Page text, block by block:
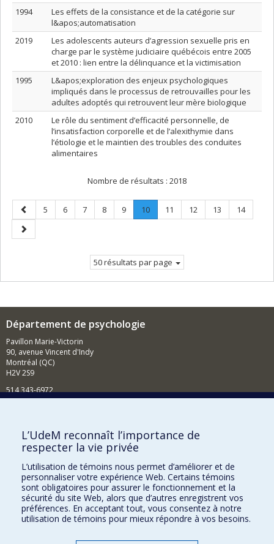
1994
Les effets de la consistance et de la catégorie sur
l&apos;automatisation
2019
Les adolescents auteurs d’agression sexuelle pris en
charge par le système judiciaire québécois entre 2005
et 2010 : lien entre la délinquance et la victimisation
1995
L&apos;exploration des enjeux psychologiques
impliqués dans le processus de retrouvailles pour les
adultes adoptés qui retrouvent leur mère biologique
2010
Le rôle du sentiment d’efficacité personnelle, de
l’insatisfaction corporelle et de l’alexithymie dans
l’étiologie et le maintien des troubles des conduites
alimentaires
Nombre de résultats : 2018
Page
précédente
Page
5 Page
6 Page
7 Page
8 Page
9 Page
10.
Page
Page
11 Page
12 Page
13 Page
14
Page
suivante
50 résultats par page
Département de psychologie
Pavillon Marie-Victorin
90, avenue Vincent d'Indy
Montréal (QC)
H2V 2S9
514 343-6972
Comment soutenir le Département?
BESOIN D'AIDE?
Plan du site
Signaler une erreur
Accessibilité
FACULTÉ DES ARTS ET DES SCIENCES
L’UdeM reconnaît l’importance de
respecter la vie privée
L’utilisation de témoins nous permet d’améliorer et de
personnaliser votre expérience Web. Certains témoins
sont obligatoires pour assurer le fonctionnement et la
sécurité du site Web, alors que d’autres enregistrent vos
préférences. En acceptant tout, vous consentez à notre
utilisation de témoins pour mieux répondre à vos besoins.